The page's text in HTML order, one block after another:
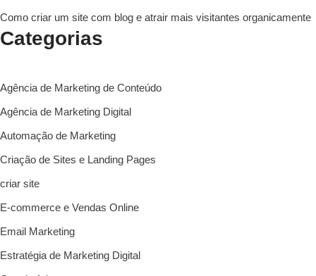
Como criar um site com blog e atrair mais visitantes organicamente
Categorias
Agência de Marketing de Conteúdo
Agência de Marketing Digital
Automação de Marketing
Criação de Sites e Landing Pages
criar site
E-commerce e Vendas Online
Email Marketing
Estratégia de Marketing Digital